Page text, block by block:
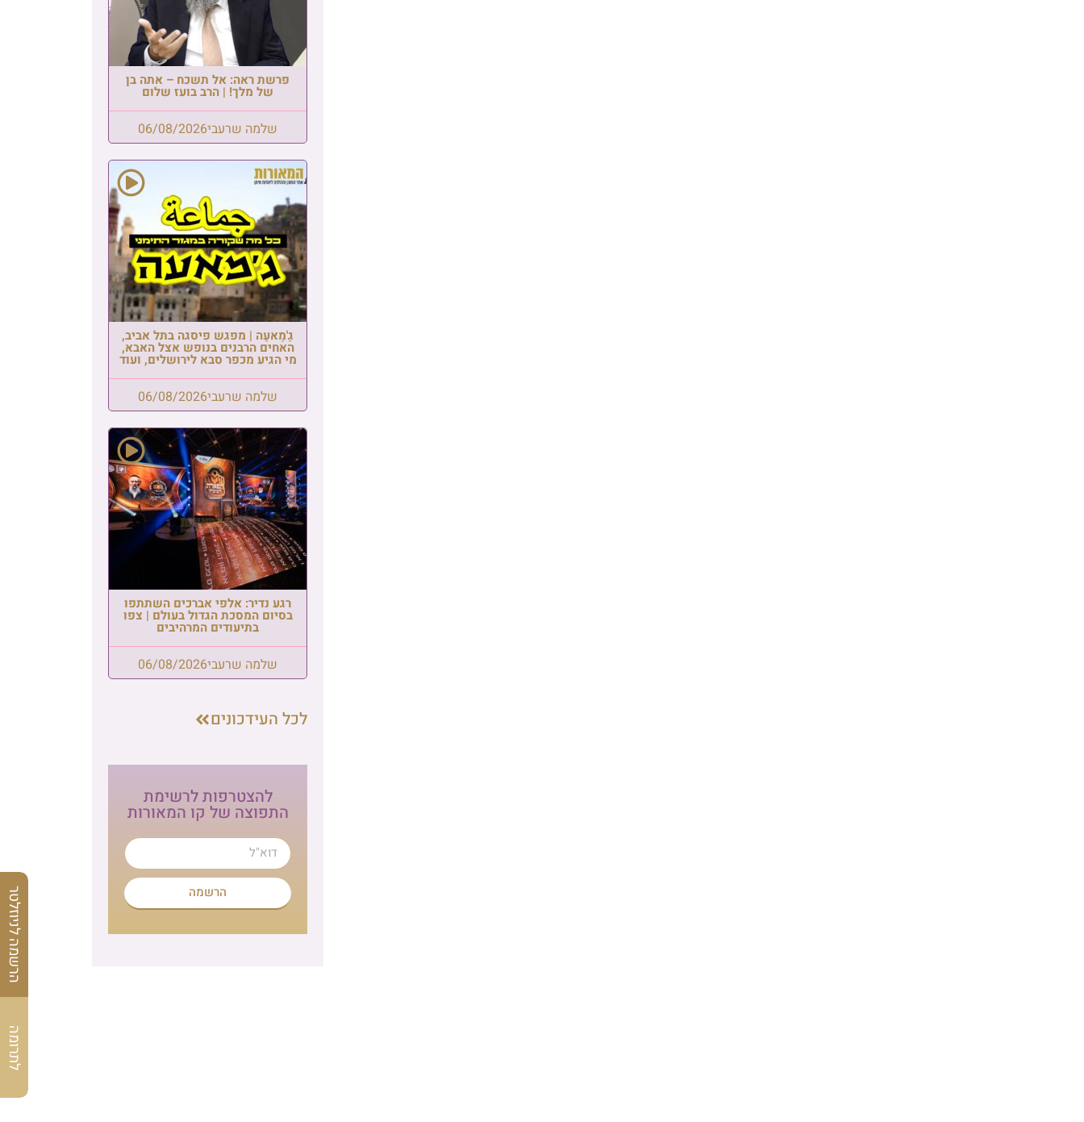
פרשת ראה: אל תשכח – אתה בן
של מלך! | הרב בועז שלום
שלמה שרעבי06/08/2026
גַ'מַאעַה | מפגש פיסגה בתל אביב,
האחים הרבנים בנופש אצל האבא,
מי הגיע מכפר סבא לירושלים, ועוד
שלמה שרעבי06/08/2026
רגע נדיר: אלפי אברכים השתתפו
בסיום המסכת הגדול בעולם | צפו
בתיעודים המרהיבים
שלמה שרעבי06/08/2026
לכל העידכונים
להצטרפות לרשימת
התפוצה של קו המאורות
הרשמה הרשמה לניוזלטר
לתרומה